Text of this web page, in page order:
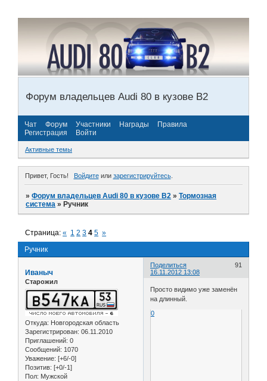
Форум владельцев Audi 80 в кузове В2
Чат Форум Участники Награды
Правила
Регистрация
Войти
Активные темы
Привет, Гость! Войдитеили зарегистрируйтесь.
»Форум владельцев Audi 80 в кузове В2 »Тормозная
система »Ручник
Ручник
Страница:« 1 2 3 4 5 »
Поделиться
91
16.11.2012 13:08
Иваныч
Старожил
Откуда: Новгородская область
Зарегистрирован: 06.11.2010
Приглашений: 0
Сообщений: 1070
Уважение: [+6/-0]
Позитив: [+0/-1]
Пол: Мужской
Просто видимо уже заменён
на длинный.
0